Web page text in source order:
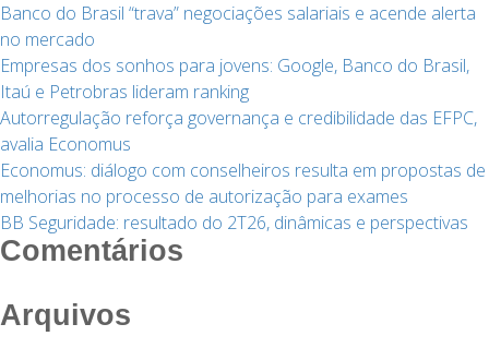
Banco do Brasil “trava” negociações salariais e acende alerta
no mercado
Empresas dos sonhos para jovens: Google, Banco do Brasil,
Itaú e Petrobras lideram ranking
Autorregulação reforça governança e credibilidade das EFPC,
avalia Economus
Economus: diálogo com conselheiros resulta em propostas de
melhorias no processo de autorização para exames
BB Seguridade: resultado do 2T26, dinâmicas e perspectivas
Comentários
Arquivos